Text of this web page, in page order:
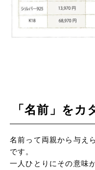
「名前」をカ
名前って両親から与え
です。
一人ひとりにその意味